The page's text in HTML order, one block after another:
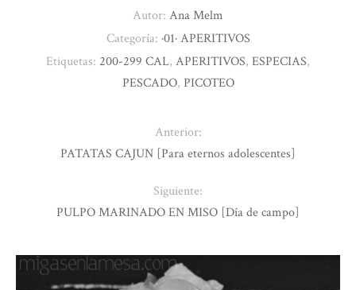
Autor: Ana Melm
Categoría: ·01· APERITIVOS
Etiquetas: 200-299 CAL, APERITIVOS, ESPECIAS,
PESCADO, PICOTEO
Anterior:
PATATAS CAJUN [Para eternos adolescentes]
Siguiente:
PULPO MARINADO EN MISO [Día de campo]